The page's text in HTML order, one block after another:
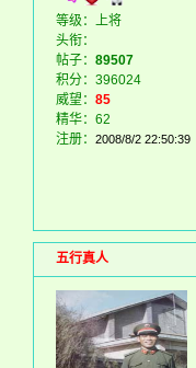
等级：上将
头衔：
帖子： 89507
积分：396024
威望： 85
精华：62
注册：
2008/8/2 22:50:39
五行真人